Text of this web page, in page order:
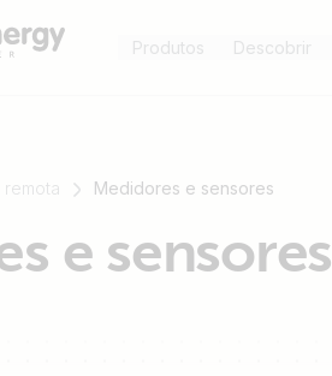
Produtos Descobrir
Medidores e sensores
e sensores